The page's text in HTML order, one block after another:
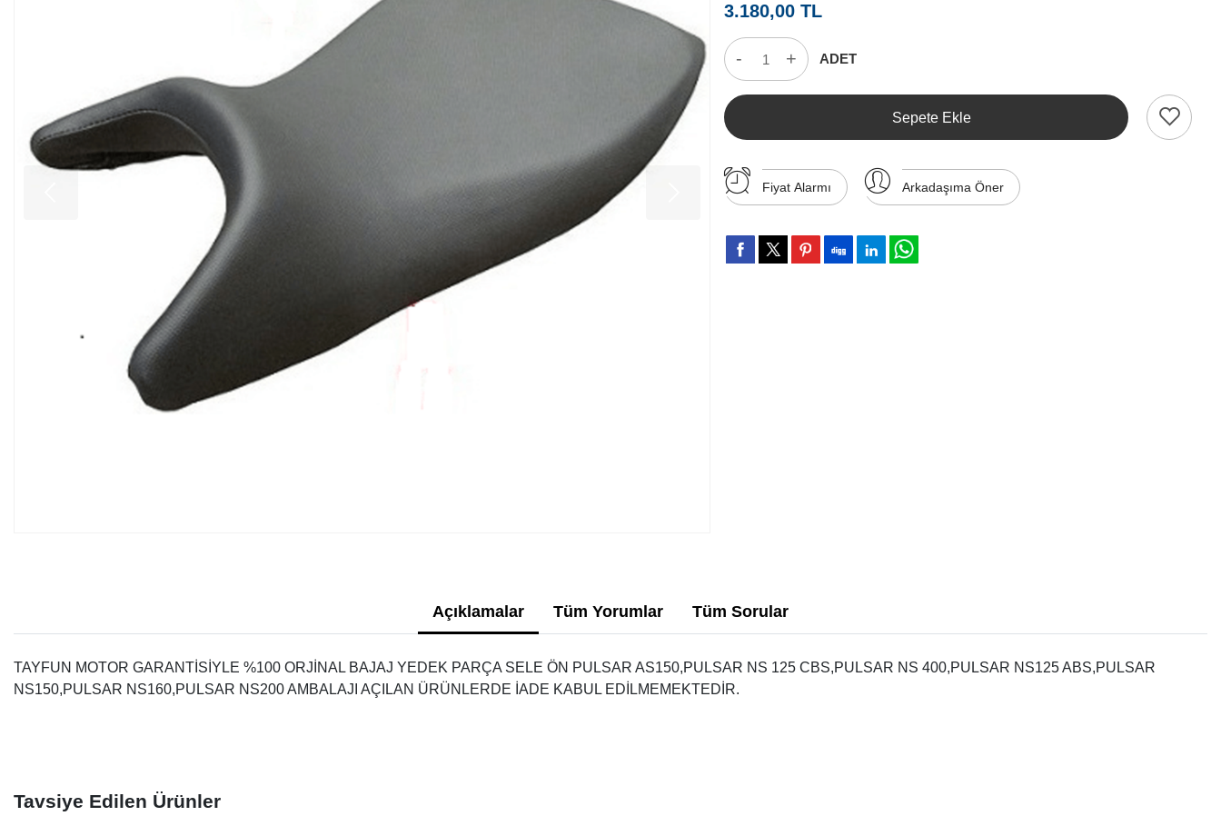
3.180,00 TL
- + ADET
Sepete Ekle
Fiyat Alarmı Arkadaşıma Öner
Açıklamalar Tüm Yorumlar Tüm Sorular
TAYFUN MOTOR GARANTİSİYLE %100 ORJİNAL BAJAJ YEDEK PARÇA SELE ÖN PULSAR AS150,PULSAR NS 125 CBS,PULSAR NS 400,PULSAR NS125 ABS,PULSAR
NS150,PULSAR NS160,PULSAR NS200 AMBALAJI AÇILAN ÜRÜNLERDE İADE KABUL EDİLMEMEKTEDİR.
Tavsiye Edilen Ürünler